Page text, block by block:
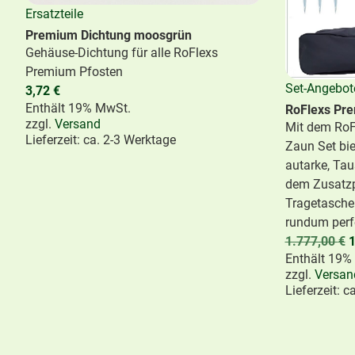
Ersatzteile
Premium Dichtung moosgrün
Gehäuse-Dichtung für alle RoFlexs
Premium Pfosten
3,72 €
Enthält 19% MwSt.
zzgl. Versand
Lieferzeit: ca. 2-3 Werktage
Set-
RoFlexs
Mit dem
Zaun Set
autarke,
dem
rundum
1.777,00€
Enthält
zzgl.
Lieferzeit: